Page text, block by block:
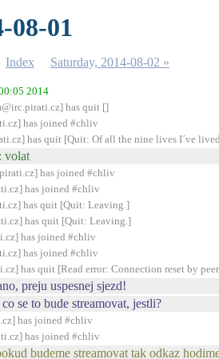
08-01
Index Saturday, 2014-08-02 »
2014
has quit []
has joined #chliv
has quit [Quit: Of all the nine lives I´ve
volat
has joined #chliv
has joined #chliv
has quit [Quit: Leaving.]
has quit [Quit: Leaving.]
has joined #chliv
has joined #chliv
has quit [Read error: Connection reset by
preju uspesnej sjezd!
se to bude streamovat, jestli?
has joined #chliv
has joined #chliv
budeme streamovat tak odkaz